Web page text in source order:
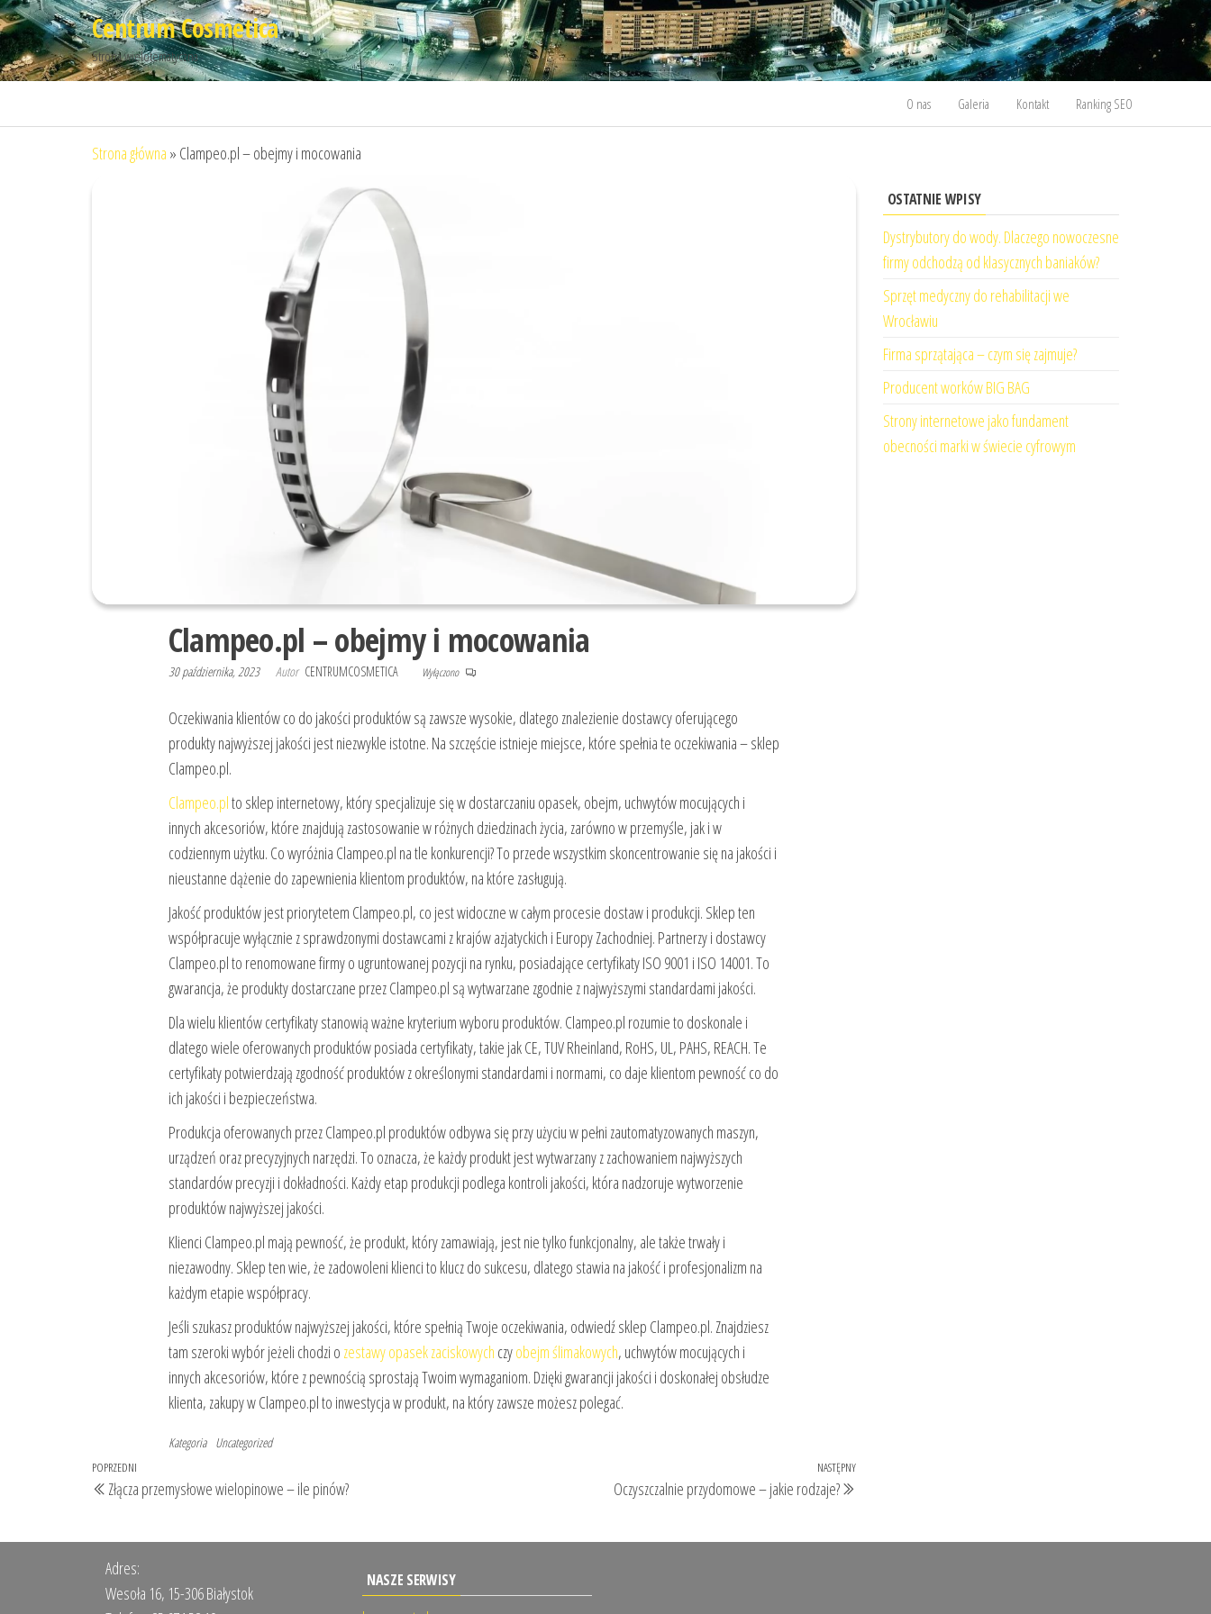
Przejdź
do
treści
Centrum Cosmetica
Strona wielotematyczna
O nas Galeria Kontakt Ranking SEO
Strona główna » Clampeo.pl – obejmy i mocowania
Clampeo.pl – obejmy i mocowania
30 października, 2023 Autor CENTRUMCOSMETICA Wyłączono
Oczekiwania klientów co do jakości produktów są zawsze wysokie, dlatego znalezienie dostawcy oferującego
produkty najwyższej jakości jest niezwykle istotne. Na szczęście istnieje miejsce, które spełnia te oczekiwania – sklep
Clampeo.pl.
Clampeo.plto sklep internetowy, który specjalizuje się w dostarczaniu opasek, obejm, uchwytów mocujących i
innych akcesoriów, które znajdują zastosowanie w różnych dziedzinach życia, zarówno w przemyśle, jak i w
codziennym użytku. Co wyróżnia Clampeo.pl na tle konkurencji? To przede wszystkim skoncentrowanie się na jakości i
nieustanne dążenie do zapewnienia klientom produktów, na które zasługują.
Jakość produktów jest priorytetem Clampeo.pl, co jest widoczne w całym procesie dostaw i produkcji. Sklep ten
współpracuje wyłącznie z sprawdzonymi dostawcami z krajów azjatyckich i Europy Zachodniej. Partnerzy i dostawcy
Clampeo.pl to renomowane firmy o ugruntowanej pozycji na rynku, posiadające certyfikaty ISO 9001 i ISO 14001. To
gwarancja, że produkty dostarczane przez Clampeo.pl są wytwarzane zgodnie z najwyższymi standardami jakości.
Dla wielu klientów certyfikaty stanowią ważne kryterium wyboru produktów. Clampeo.pl rozumie to doskonale i
dlatego wiele oferowanych produktów posiada certyfikaty, takie jak CE, TUV Rheinland, RoHS, UL, PAHS, REACH. Te
certyfikaty potwierdzają zgodność produktów z określonymi standardami i normami, co daje klientom pewność co do
ich jakości i bezpieczeństwa.
Produkcja oferowanych przez Clampeo.pl produktów odbywa się przy użyciu w pełni zautomatyzowanych maszyn,
urządzeń oraz precyzyjnych narzędzi. To oznacza, że każdy produkt jest wytwarzany z zachowaniem najwyższych
standardów precyzji i dokładności. Każdy etap produkcji podlega kontroli jakości, która nadzoruje wytworzenie
produktów najwyższej jakości.
Klienci Clampeo.pl mają pewność, że produkt, który zamawiają, jest nie tylko funkcjonalny, ale także trwały i
niezawodny. Sklep ten wie, że zadowoleni klienci to klucz do sukcesu, dlatego stawia na jakość i profesjonalizm na
każdym etapie współpracy.
Jeśli szukasz produktów najwyższej jakości, które spełnią Twoje oczekiwania, odwiedź sklep Clampeo.pl. Znajdziesz
tam szeroki wybór jeżeli chodzi o zestawy opasek zaciskowych czyobejm ślimakowych, uchwytów mocujących i
innych akcesoriów, które z pewnością sprostają Twoim wymaganiom. Dzięki gwarancji jakości i doskonałej obsłudze
klienta, zakupy w Clampeo.pl to inwestycja w produkt, na który zawsze możesz polegać.
Kategoria Uncategorized
Nawigacja
wpisu
Poprzedni
wpis
POPRZEDNI
Złącza przemysłowe wielopinowe – ile pinów?
Następny
NASTĘPNY
Oczyszczalnie przydomowe – jakie rodzaje?
OSTATNIE WPISY
Dystrybutory do wody. Dlaczego nowoczesne
firmy odchodzą od klasycznych baniaków?
Sprzęt medyczny do rehabilitacji we
Wrocławiu
Firma sprzątająca – czym się zajmuje?
Producent worków BIG BAG
Strony internetowe jako fundament
obecności marki w świecie cyfrowym
Adres:
Wesoła 16, 15-306 Białystok
NASZE SERWISY